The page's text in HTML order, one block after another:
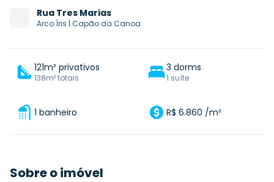
Rua Tres Marias
Arco Íris | Capão da Canoa
121m² privativos
138m² totais
3 dorms
1 suíte
1 banheiro R$ 6.860 /m²
Sobre o imóvel